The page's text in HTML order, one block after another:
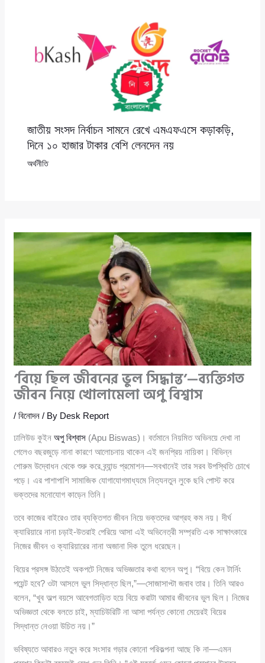
জাতীয় সংসদ নির্বাচন সামনে রেখে এমএফএসে কড়াকড়ি,
দিনে ১০ হাজার টাকার বেশি লেনদেন নয়
অর্থনীতি
‘বিয়ে ছিল জীবনের ভুল সিদ্ধান্ত’—ব্যক্তিগত
জীবন নিয়ে খোলামেলা অপু বিশ্বাস
/বিনোদন / By Desk Report
ঢালিউড কুইনঅপু বিশ্বাস (Apu Biswas)। বর্তমানে নিয়মিত অভিনয়ে দেখা না
গেলেও বছরজুড়ে নানা কারণে আলোচনায় থাকেন এই জনপ্রিয় নায়িকা। বিভিন্ন
শোরুম উদ্বোধন থেকে শুরু করে ব্র্যান্ড প্রমোশন—সবখানেই তার সরব উপস্থিতি চোখে
পড়ে। এর পাশাপাশি সামাজিক যোগাযোগমাধ্যমে নিত্যনতুন লুকে ছবি পোস্ট করে
ভক্তদের মনোযোগ কাড়েন তিনি।
তবে কাজের বাইরেও তার ব্যক্তিগত জীবন নিয়ে ভক্তদের আগ্রহ কম নয়। দীর্ঘ
ক্যারিয়ারে নানা চড়াই-উতরাই পেরিয়ে আসা এই অভিনেত্রী সম্প্রতি এক সাক্ষাৎকারে
নিজের জীবন ও ক্যারিয়ারের নানা অজানা দিক তুলে ধরেছেন।
বিয়ের প্রসঙ্গ উঠতেই অকপটে নিজের অভিজ্ঞতার কথা বলেন অপু। “বিয়ে কেন টার্নিং
পয়েন্ট হবে? ওটা আসলে ভুল সিদ্ধান্ত ছিল,”—সোজাসাপ্টা জবাব তার। তিনি আরও
বলেন, “খুব অল্প বয়সে আবেগতাড়িত হয়ে বিয়ে করাটা আমার জীবনের ভুল ছিল। নিজের
অভিজ্ঞতা থেকে বলতে চাই, ম্যাচিউরিটি না আসা পর্যন্ত কোনো মেয়েরই বিয়ের
সিদ্ধান্ত নেওয়া উচিত নয়।”
ভবিষ্যতে আবারও নতুন করে সংসার গড়ার কোনো পরিকল্পনা আছে কি না—এমন